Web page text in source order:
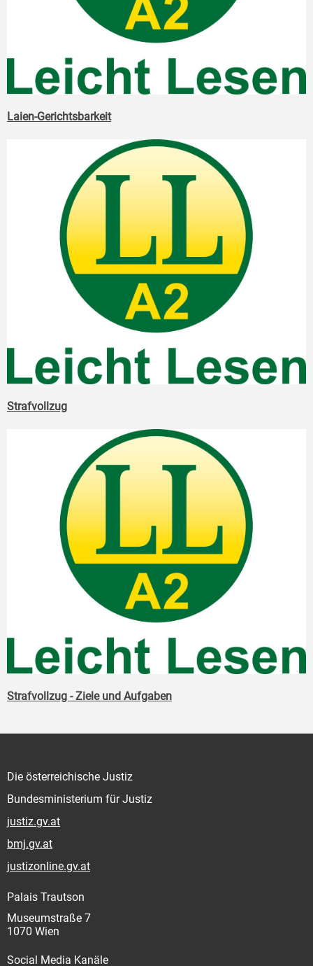
Laien-Gerichtsbarkeit
Strafvollzug
Strafvollzug - Ziele und Aufgaben
Die österreichische Justiz
Bundesministerium für Justiz
justiz.gv.at
bmj.gv.at
justizonline.gv.at
Palais Trautson
Museumstraße 7
1070 Wien
Social Media Kanäle